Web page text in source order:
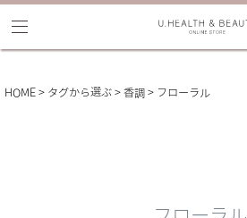
HOME タグから選ぶ 香調 フローラル